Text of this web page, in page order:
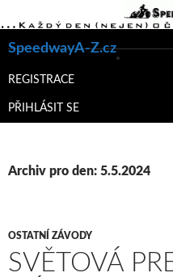
SpeedwayA-Z.cz
K
WEBU
REGISTRACE
PŘIHLÁSIT SE
Archiv pro den: 5.5.2024
OSTATNÍ ZÁVODY
SVĚTOVÁ